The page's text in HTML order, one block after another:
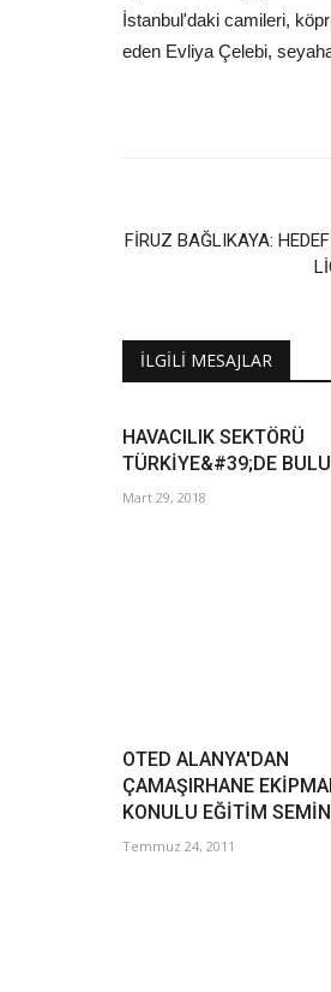
İstanbul'daki camileri,
eden Evliya Çelebi,
FİRUZ BAĞLIKAYA:
İLGILI MESAJLAR
HAVACILIK SEKTÖRÜ
TÜRKİYE&#39;DE
Mart 29, 2018
OTED ALANYA'DAN
ÇAMAŞIRHANE
KONULU EĞİTİM
Temmuz 24, 2011